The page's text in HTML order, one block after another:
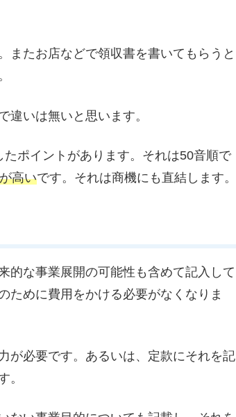
またお店などで領収書を書いてもらうと
違いは無いと思います。
ポイントがあります。それは50音順で
高いです。それは商機にも直結します。
的な事業展開の可能性も含めて記入して
ために費用をかける必要がなくなりま
が必要です。あるいは、定款にそれを記
。